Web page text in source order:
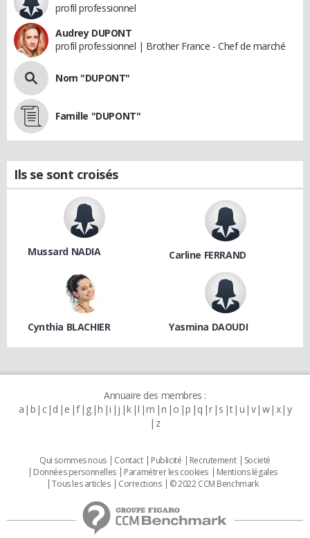
profil professionnel
Audrey DUPONT
profil professionnel | Brother France - Chef de marché
Nom "DUPONT"
Famille "DUPONT"
Ils se sont croisés
Mussard NADIA Carline FERRAND
Cynthia BLACHIER Yasmina DAOUDI
Annuaire des membres :
a b c d e f g h i j k l m n o p q r s t u v w x y
z
Qui sommes nous Contact Publicité Recrutement
Societé
Données personnelles
Paramétrer les cookies
Mentions légales
Tous les articles
Corrections © 2022 CCM Benchmark